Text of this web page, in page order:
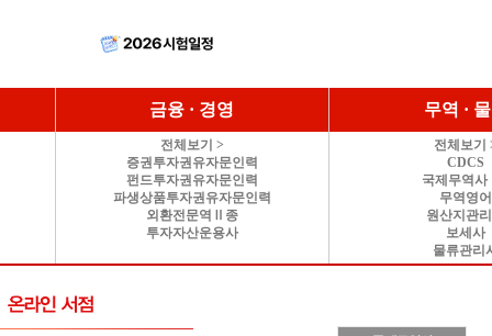
금융 · 경영
전체보기 >
증권투자권유자문인력
펀드투자권유자문인력
파생상품투자권유자문인력
외환전문역Ⅱ종
투자자산운용사
무역 ·
전체보기
CDCS
국제무역사
무역영어
원산지관
보세사
물류관리